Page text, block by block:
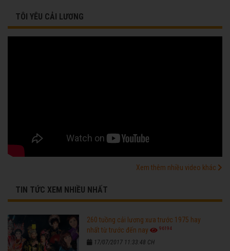
TÔI YÊU CẢI LƯƠNG
Xem thêm nhiều video khác
TIN TỨC XEM NHIỀU NHẤT
260 tuồng cải lương xưa trước 1975 hay
nhất từ trước đến nay
96194
17/07/2017 11:33:48 CH